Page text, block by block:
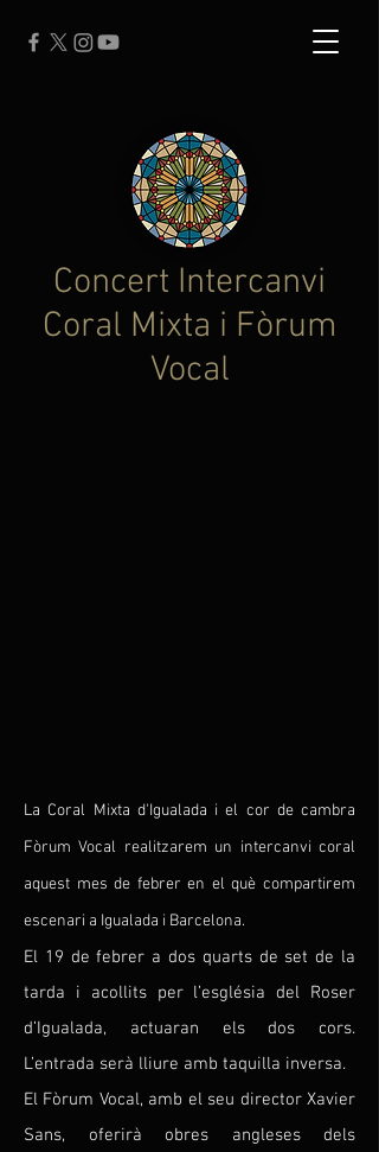
Concert Intercanvi
Coral Mixta i Fòrum
Vocal
La Coral Mixta d'Igualada i el cor de cambra
Fòrum Vocal realitzarem un intercanvi coral
aquest mes de febrer en el què compartirem
escenari a Igualada i Barcelona.
El 19 de febrer a dos quarts de set de la
tarda i acollits per l’església del Roser
d’Igualada, actuaran els dos cors.
L’entrada serà lliure amb taquilla inversa.
El Fòrum Vocal, amb el seu director Xavier
Sans, oferirà obres angleses dels